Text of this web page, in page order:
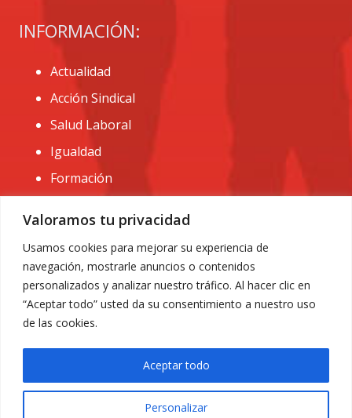
Valoramos tu privacidad
Usamos cookies para mejorar su experiencia de
navegación, mostrarle anuncios o contenidos
personalizados y analizar nuestro tráfico. Al hacer clic en
“Aceptar todo” usted da su consentimiento a nuestro uso
de las cookies.
Personalizar
Aceptar todo
INFORMACIÓN:
Actualidad
Acción Sindical
Salud Laboral
Igualdad
Formación
CONTACTO:
administracion@usomurcia.org
968 25 01 20
C/ Huerto de las bombas nº6. 30009 Murcia
Privacidad|